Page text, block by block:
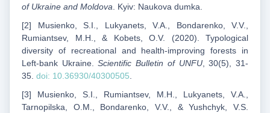
of Ukraine and Moldova . Kyiv: Naukova dumka.
[2] Musienko, S.I., Lukyanets, V.A., Bondarenko, V.V.,
Rumiantsev, M.H., & Kobets, O.V. (2020). Typological
diversity of recreational and health-improving forests in
Left-bank Ukraine.Scientific Bulletin of UNFU, 30(5), 31-
35. doi: 10.36930/40300505
[3] Musienko, S.I., Rumiantsev, M.Н., Lukyanets, V.A.,
Tarnopilska, O.M., Bondarenko, V.V., & Yushchyk, V.S.